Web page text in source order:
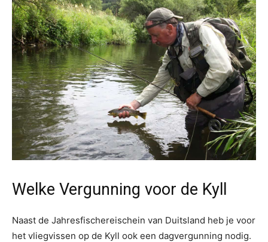
Welke Vergunning voor de Kyll
Naast de Jahresfischereischein van Duitsland heb je voor
het vliegvissen op de Kyll ook een dagvergunning nodig.